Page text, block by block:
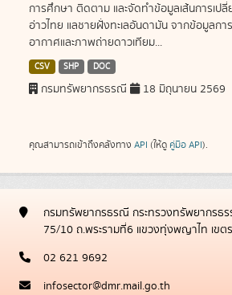
การศึกษา ติดตาม และจัดทำข้อมูลเส้นการเปลี่
อ่าวไทย แลชายฝั่งทะเลอันดามัน จากข้อมูลก
อากาศและภาพถ่ายดาวเทียม...
CSV SHP DOC
กรมทรัพยากรธรณี 18 มิถุนายน 2569
คุณสามารถเข้าถึงคลังทาง API (ให้ดู คู่มือ API).
กรมทรัพยากรธรณี กระทรวงทรัพยากรธร
75/10 ถ.พระรามที่6 แขวงทุ่งพญาไท เขต
02 621 9692
infosector@dmr.mail.go.th